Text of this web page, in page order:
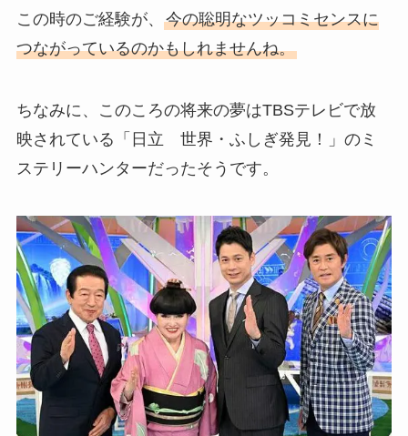
この時のご経験が、 今の聡明なツッコミセンスに
つながっているのかもしれませんね。
ちなみに、このころの将来の夢はTBSテレビで放
映されている「日立 世界・ふしぎ発見！」のミ
ステリーハンターだったそうです。